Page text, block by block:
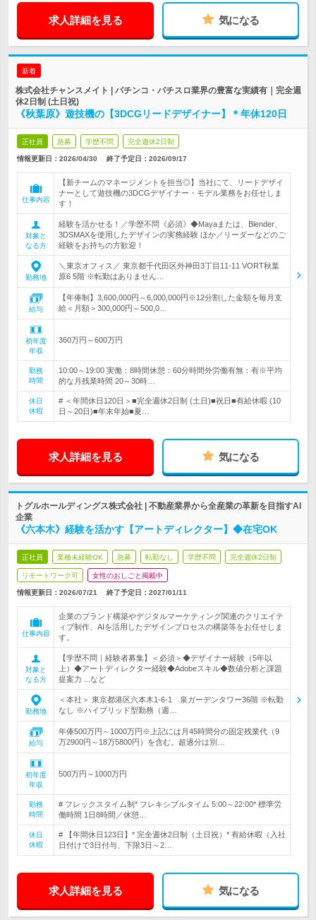
求人詳細を見る 気になる
新着
株式会社チャンスメイト | パチンコ・パチスロ業界の豊富な実績有｜完全週
休2日制 (土日祝)
《秋葉原》遊技機の【3DCGリードデザイナー】＊年休120日
正社員 急募 学歴不問 完全週休2日制
情報更新日：2026/04/30 終了予定日： 2026/09/17
仕事内容
【新チームのマネージメントを担当◎】当社にて、リードデザイ
ナーとして遊技機の3DCGデザイナー・モデル業務をお任せしま
す！
対象と
なる方
経験を活かせる！／学歴不問《必須》◆Mayaまたは、Blender、
3DSMAXを使用したデザインの実務経験 ほか／リーダーなどのご
経験をお持ちの方歓迎！
勤務地
＼東京オフィス／ 東京都千代田区外神田3丁目11‐11 VORT秋葉
原6 5階 ※転勤はありません…
給与
【年俸制】3,600,000円～6,000,000円※12分割した金額を毎月支
給＜月額＞300,000円～500,0…
初年度
年収
360万円～600万円
勤務
時間
10:00～19:00 実働：8時間休憩：60分時間外労働有無：有※平均
的な月残業時間 20～30時…
休日
休暇
# ＜年間休日120日＞■完全週休2日制 (土日)■祝日■有給休暇 (10
日～20日)■年末年始■夏…
求人詳細を見る 気になる
トグルホールディングス株式会社 | 不動産業界から全産業の革新を目指すAI
企業
《六本木》経験を活かす【アートディレクター】◆在宅OK
正社員 業種未経験OK 急募 転勤なし 学歴不問 完全週休2日制
リモートワーク可 女性のおしごと掲載中
情報更新日：2026/07/21 終了予定日： 2027/01/11
仕事内容
企業のブランド構築やデジタルマーケティング関連のクリエイテ
ィブ制作、AIを活用したデザインプロセスの構築等をお任せしま
す。
対象と
なる方
【学歴不問｜経験者募集】＜必須＞◆デザイナー経験（5年以
上）◆アートディレクター経験◆Adobeスキル◆数値分析と課題
提案力 ...など
勤務地
＜本社＞ 東京都港区六本木1-6-1 泉ガーデンタワー36階 ※転勤
なし ※ハイブリッド型勤務（週…
給与
年俸500万円～1000万円※上記には月45時間分の固定残業代（9
万2900円～18万5800円）を含む。超過分は別…
初年度
年収
500万円～1000万円
勤務
時間
# フレックスタイム制* フレキシブルタイム 5:00～22:00* 標準労
働時間 1日8時間／休憩…
休日
休暇
# 【年間休日123日】* 完全週休2日制（土日祝）* 有給休暇（入社
日付けで3日付与、下限3日～2…
求人詳細を見る 気になる